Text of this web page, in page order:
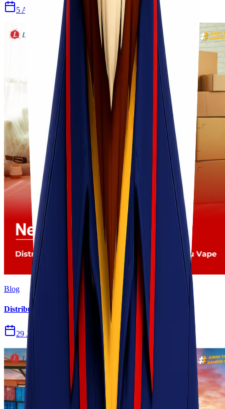
5 Agu 2026
Blog
Distribusi Pengiriman Rokok Elektronik atau Vape
29 Jul 2026